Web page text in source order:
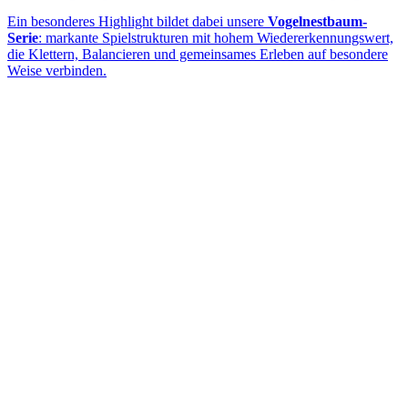
Ein besonderes Highlight bildet dabei unsere Vogelnestbaum-
Serie: markante Spielstrukturen mit hohem Wiedererkennungswert,
die Klettern, Balancieren und gemeinsames Erleben auf besondere
Weise verbinden.